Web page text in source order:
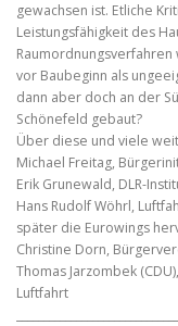
gewachsen ist. Etliche
Leistungsfähigkeit des
vor Baubeginn als
dann aber doch an der
Schönefeld gebaut?
Über diese und viele
Michael Freitag,
Erik Grunewald, DLR-
Hans Rudolf Wöhrl,
später die Eurowings
Christine Dorn,
Thomas Jarzombek
Luftfahrt